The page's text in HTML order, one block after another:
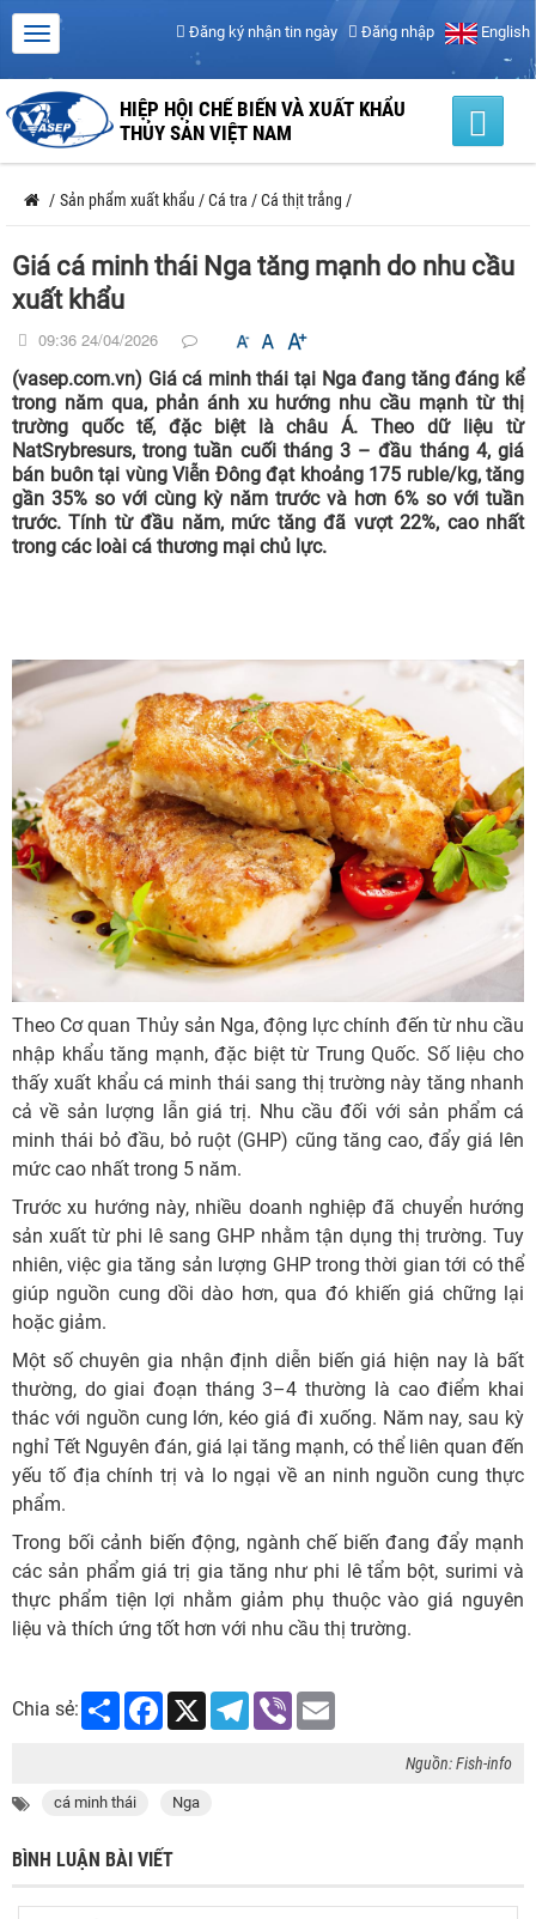
Đăng ký nhận tin ngày Đăng nhập English
HIỆP HỘI CHẾ BIẾN VÀ XUẤT KHẨU
THỦY SẢN VIỆT NAM
/ Sản phẩm xuất khẩu /Cá tra /Cá thịt trắng /
Giá cá minh thái Nga tăng mạnh do nhu cầu
xuất khẩu
09:36 24/04/2026
(vasep.com.vn) Giá cá minh thái tại Nga đang tăng đáng kể
trong năm qua, phản ánh xu hướng nhu cầu mạnh từ thị
trường quốc tế, đặc biệt là châu Á. Theo dữ liệu từ
NatSrybresurs, trong tuần cuối tháng 3 – đầu tháng 4, giá
bán buôn tại vùng Viễn Đông đạt khoảng 175 ruble/kg, tăng
gần 35% so với cùng kỳ năm trước và hơn 6% so với tuần
trước. Tính từ đầu năm, mức tăng đã vượt 22%, cao nhất
trong các loài cá thương mại chủ lực.
Theo Cơ quan Thủy sản Nga, động lực chính đến từ nhu cầu
nhập khẩu tăng mạnh, đặc biệt từ Trung Quốc. Số liệu cho
thấy xuất khẩu cá minh thái sang thị trường này tăng nhanh
cả về sản lượng lẫn giá trị. Nhu cầu đối với sản phẩm cá
minh thái bỏ đầu, bỏ ruột (GHP) cũng tăng cao, đẩy giá lên
mức cao nhất trong 5 năm.
Trước xu hướng này, nhiều doanh nghiệp đã chuyển hướng
sản xuất từ phi lê sang GHP nhằm tận dụng thị trường. Tuy
nhiên, việc gia tăng sản lượng GHP trong thời gian tới có thể
giúp nguồn cung dồi dào hơn, qua đó khiến giá chững lại
hoặc giảm.
Một số chuyên gia nhận định diễn biến giá hiện nay là bất
thường, do giai đoạn tháng 3–4 thường là cao điểm khai
thác với nguồn cung lớn, kéo giá đi xuống. Năm nay, sau kỳ
nghỉ Tết Nguyên đán, giá lại tăng mạnh, có thể liên quan đến
yếu tố địa chính trị và lo ngại về an ninh nguồn cung thực
phẩm.
Trong bối cảnh biến động, ngành chế biến đang đẩy mạnh
các sản phẩm giá trị gia tăng như phi lê tẩm bột, surimi và
thực phẩm tiện lợi nhằm giảm phụ thuộc vào giá nguyên
liệu và thích ứng tốt hơn với nhu cầu thị trường.
Chia sẻ: Share Facebook
X Telegram
Viber
Nguồn: Fish-info
cá minh thái Nga
BÌNH LUẬN BÀI VIẾT